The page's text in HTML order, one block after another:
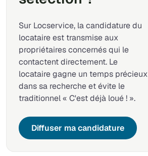
Sur Locservice, la candidature du
locataire est transmise aux
propriétaires concernés qui le
contactent directement. Le
locataire gagne un temps précieux
dans sa recherche et évite le
traditionnel « C'est déjà loué ! ».
Diffuser ma candidature